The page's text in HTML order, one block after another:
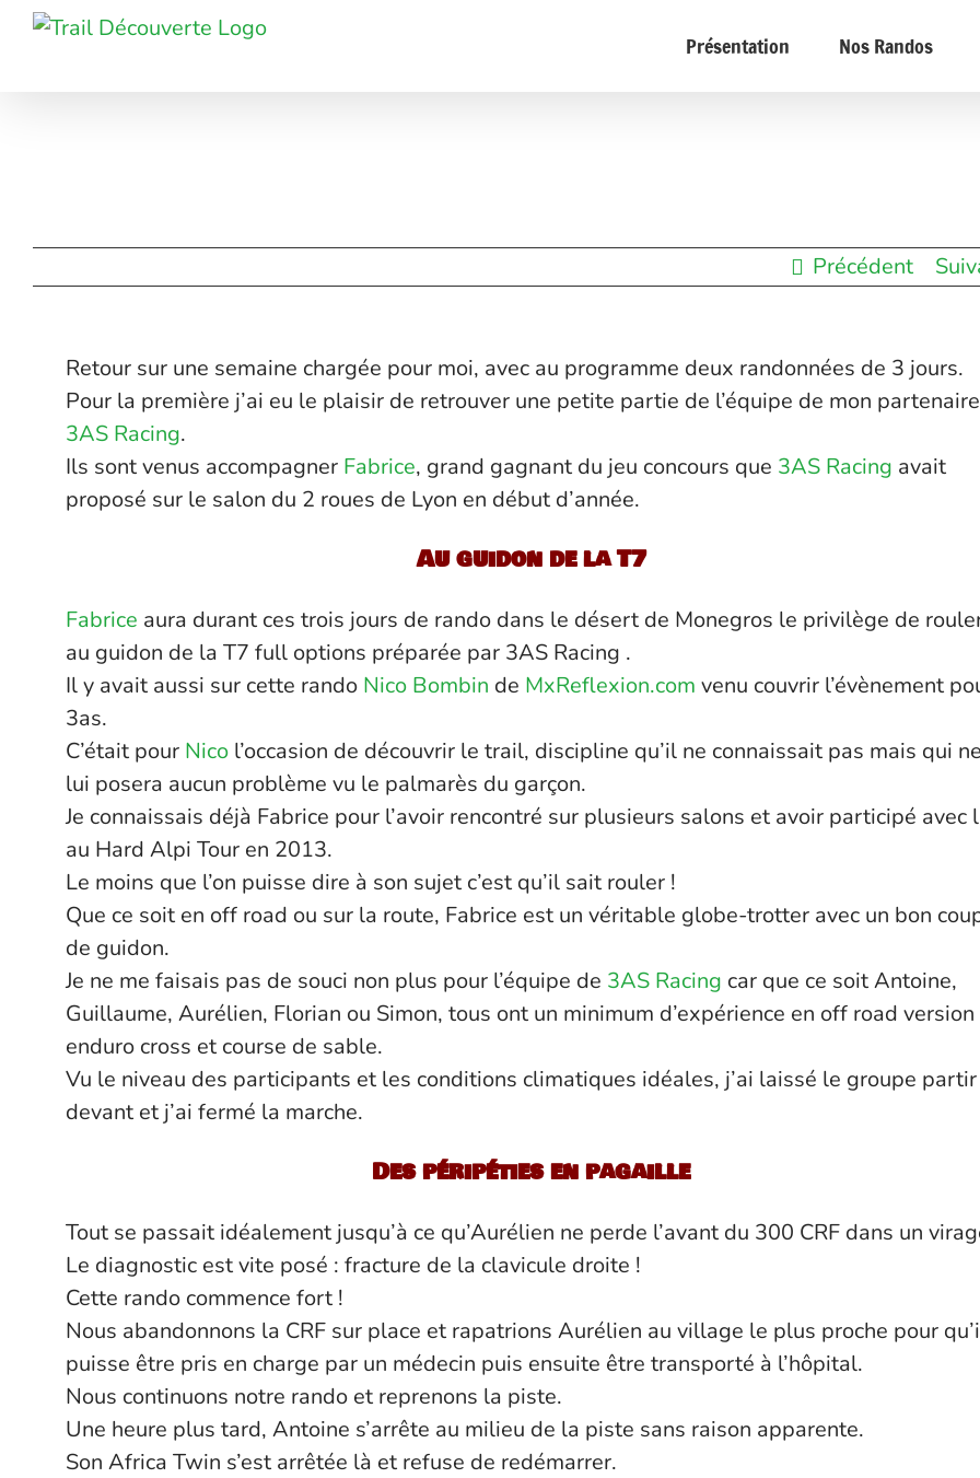
Passer
Présentation Nos Randos
Précédent
Retour sur une semaine chargée pour moi, avec au programme deux randonnées de 3 jours.
Pour la première j’ai eu le plaisir de retrouver une petite partie de l’équipe de mon partenaire
3AS Racing.
Ils sont venus accompagner Fabrice, grand gagnant du jeu concours que 3AS Racing avait
proposé sur le salon du 2 roues de Lyon en début d’année.
Au guidon de la T7
Fabrice aura durant ces trois jours de rando dans le désert de Monegros le privilège de
au guidon de la T7 full options préparée par 3AS Racing .
Il y avait aussi sur cette rando Nico Bombin de MxReflexion.com venu couvrir l’évènement
3as.
C’était pour Nico l’occasion de découvrir le trail, discipline qu’il ne connaissait pas mais qui
lui posera aucun problème vu le palmarès du garçon.
Je connaissais déjà Fabrice pour l’avoir rencontré sur plusieurs salons et avoir participé avec
au Hard Alpi Tour en 2013.
Le moins que l’on puisse dire à son sujet c’est qu’il sait rouler !
Que ce soit en off road ou sur la route, Fabrice est un véritable globe-trotter avec un bon
de guidon.
Je ne me faisais pas de souci non plus pour l’équipe de 3AS Racing car que ce soitAntoine,
Guillaume, Aurélien, Florian ou Simon, tous ont un minimum d’expérience en off road version
enduro cross et course de sable.
Vu le niveau des participants et les conditions climatiques idéales, j’ai laissé le groupe partir
devant et j’ai fermé la marche.
Des péripéties en pagaille
Tout se passait idéalement jusqu’à ce qu’Aurélien ne perde l’avant du 300 CRF dans un
Le diagnostic est vite posé : fracture de la clavicule droite !
Cette rando commence fort !
Nous abandonnons la CRF sur place et rapatrions Aurélien au village le plus proche pour
puisse être pris en charge par un médecin puis ensuite être transporté à l’hôpital.
Nous continuons notre rando et reprenons la piste.
Une heure plus tard, Antoine s’arrête au milieu de la piste sans raison apparente.
Son Africa Twin s’est arrêtée là et refuse de redémarrer.